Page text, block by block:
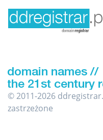
© 2011-2026
zastrzeżone